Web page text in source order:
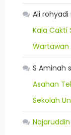
Ali rohyadi
Kala Cakti
Wartawan
S Aminah
Asahan
Sekolah